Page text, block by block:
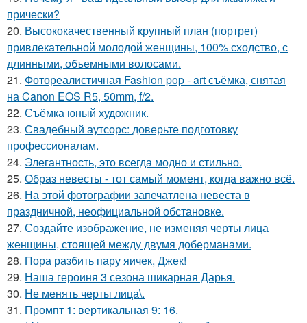
прически?
20. Высококачественный крупный план (портрет)
привлекательной молодой женщины, 100% сходство, с
длинными, объемными волосами.
21. Фотореалистичная Fashion pop - art съёмка, снятая
на Canon EOS R5, 50mm, f/2.
22. Съёмка юный художник.
23. Свадебный аутсорс: доверьте подготовку
профессионалам.
24. Элегантность, это всегда модно и стильно.
25. Образ невесты - тот самый момент, когда важно всё.
26. На этой фотографии запечатлена невеста в
праздничной, неофициальной обстановке.
27. Создайте изображение, не изменяя черты лица
женщины, стоящей между двумя доберманами.
28. Пора разбить пару яичек, Джек!
29. Наша героиня 3 сезона шикарная Дарья.
30. Не менять черты лица\.
31. Промпт 1: вертикальная 9: 16.